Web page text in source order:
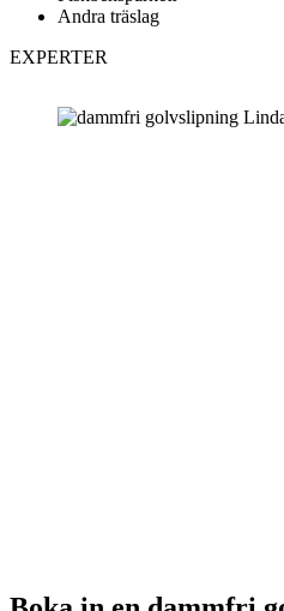
Andra träslag
EXPERTER